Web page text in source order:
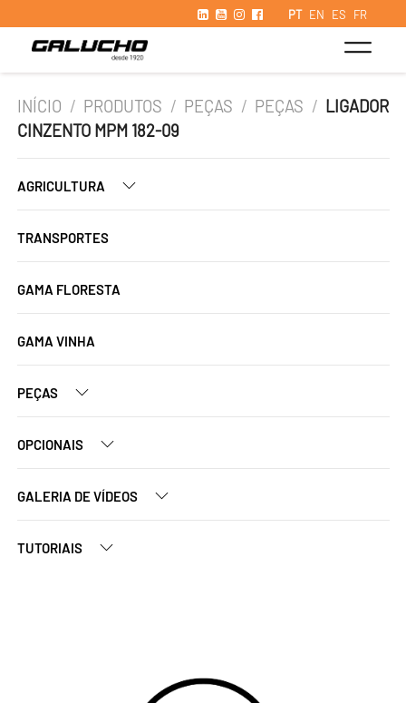
PT EN ES FR
INÍCIO / PRODUTOS / PEÇAS / PEÇAS / LIGADOR
CINZENTO MPM 182-09
AGRICULTURA
TRANSPORTES
GAMA FLORESTA
GAMA VINHA
PEÇAS
OPCIONAIS
GALERIA DE VÍDEOS
TUTORIAIS